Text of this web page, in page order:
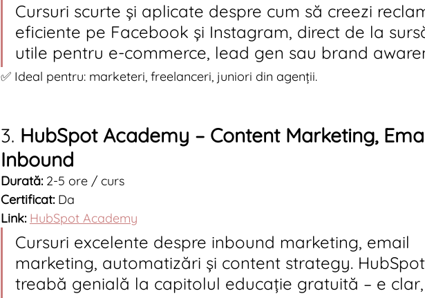
Cursuri scurte și aplicate despre cum să creezi
eficiente pe Facebook și Instagram, direct de la
utile pentru e-commerce, lead gen sau brand
✅ Ideal pentru: marketeri, freelanceri, juniori din agenții.
3. HubSpot Academy – Content Marketing,
Inbound
Durată: 2-5 ore / curs
Certificat: Da
Link: HubSpot Academy
Cursuri excelente despre inbound marketing, email
marketing, automatizări și content strategy.
treabă genială la capitolul educație gratuită – e